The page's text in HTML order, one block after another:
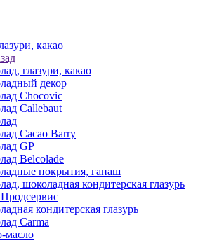
какао
глазури, какао
декор
Chocovic
Callebaut
Cacao Barry
GP
Belcolade
покрытия, ганаш
шоколадная кондитерская глазурь
кондитерская глазурь
Carma
масло